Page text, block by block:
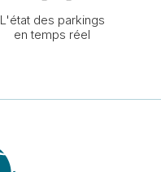
L'état des parkings
en temps réel